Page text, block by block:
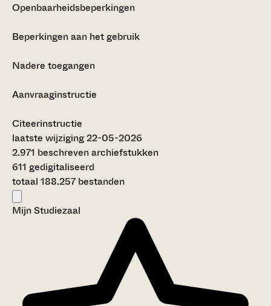
Openbaarheidsbeperkingen
Beperkingen aan het gebruik
Nadere toegangen
Aanvraaginstructie
Citeerinstructie
laatste wijziging 22-05-2026
2.971 beschreven archiefstukken
611 gedigitaliseerd
totaal 188.257 bestanden
Mijn Studiezaal